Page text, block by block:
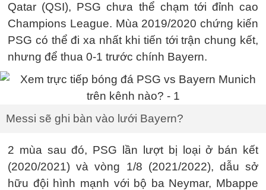
Qatar (QSI), PSG chưa thể chạm tới đỉnh cao
Champions League. Mùa 2019/2020 chứng kiến
PSG có thể đi xa nhất khi tiến tới trận chung kết,
nhưng để thua 0-1 trước chính Bayern.
Messi sẽ ghi bàn vào lưới Bayern?
2 mùa sau đó, PSG lần lượt bị loại ở bán kết
(2020/2021) và vòng 1/8 (2021/2022), dẫu sở
hữu đội hình mạnh với bộ ba Neymar, Mbappe